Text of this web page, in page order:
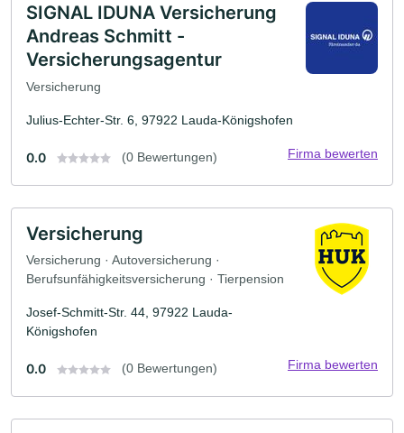
SIGNAL IDUNA Versicherung
Andreas Schmitt -
Versicherungsagentur
Versicherung
Julius-Echter-Str. 6, 97922 Lauda-Königshofen
0.0 (0 Bewertungen) Firma bewerten
Versicherung
Versicherung · Autoversicherung ·
Berufsunfähigkeitsversicherung · Tierpension
Josef-Schmitt-Str. 44, 97922 Lauda-
Königshofen
0.0 (0 Bewertungen) Firma bewerten